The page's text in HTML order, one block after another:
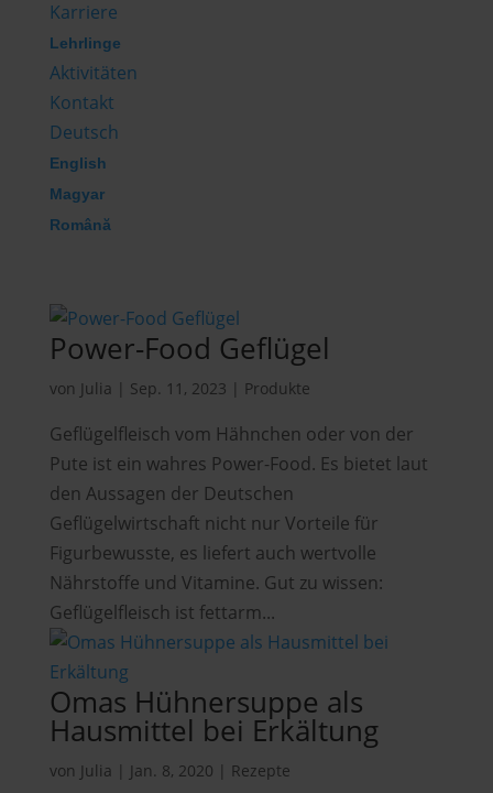
Karriere
Lehrlinge
Aktivitäten
Kontakt
Deutsch
English
Magyar
Română
Power-Food Geflügel
von Julia | Sep. 11, 2023 | Produkte
Geflügelfleisch vom Hähnchen oder von der
Pute ist ein wahres Power-Food. Es bietet laut
den Aussagen der Deutschen
Geflügelwirtschaft nicht nur Vorteile für
Figurbewusste, es liefert auch wertvolle
Nährstoffe und Vitamine. Gut zu wissen:
Geflügelfleisch ist fettarm...
Omas Hühnersuppe als
Hausmittel bei Erkältung
von Julia | Jan. 8, 2020 | Rezepte